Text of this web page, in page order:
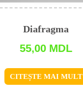
Diafragma
55,00 MDL
CITEȘTE MAI MULT